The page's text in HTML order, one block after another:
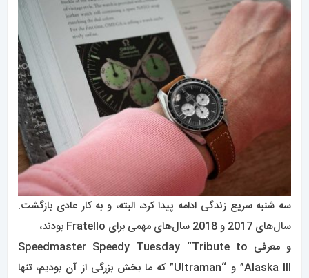
سه شنبه سریع زندگی ادامه پیدا کرد، البته، و به کار عادی بازگشت.
سال‌های 2017 و 2018 سال‌های مهمی برای Fratello بودند،
و معرفی Speedmaster Speedy Tuesday “Tribute to
Alaska III” و “Ultraman” که ما بخش بزرگی از آن بودیم، تنها